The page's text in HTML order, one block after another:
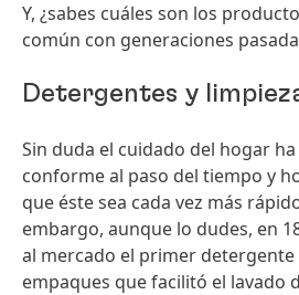
Y, ¿sabes cuáles son los
común con generaciones
Detergentes y
Sin duda el cuidado del hogar
conforme al paso del tiempo y
que éste sea cada vez más
embargo, aunque lo dudes, en
al mercado el primer detergente
empaques que facilitó el lavado